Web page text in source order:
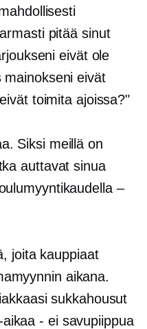
pitää sinut
eivät ole
eivät
toimita ajoissa?"
Siksi meillä on
auttavat sinua
–
joita kauppiaat
aikana.
sukkahousut
aikaa - ei savupiippua